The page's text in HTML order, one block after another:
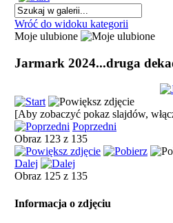
Wróć do widoku kategorii
Moje ulubione
Jarmark 2024...druga
[Aby zobaczyć pokaz slajdów,
Poprzedni
Obraz 123 z 135
Dalej
Obraz 125 z 135
Informacja o zdjęciu